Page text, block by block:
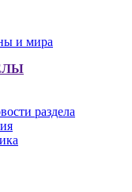
раздела